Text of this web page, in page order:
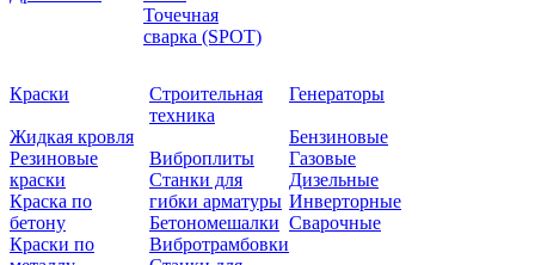
Точечная
сварка (SPOT)
Краски
Жидкая кровля
Резиновые
краски
Краска по
бетону
Краски по
Строительная
техника
Виброплиты
Станки для
гибки арматуры
Бетономешалки
Вибротрамбовки
Генераторы
Бензиновые
Газовые
Дизельные
Инверторные
Сварочные